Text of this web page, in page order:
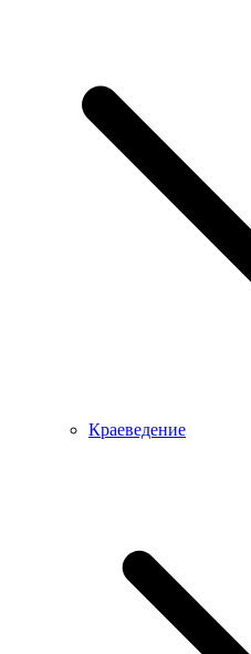
Краеведение